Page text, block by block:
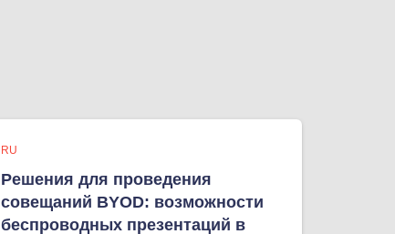
RU
Решения для проведения
совещаний BYOD: возможности
беспроводных презентаций в